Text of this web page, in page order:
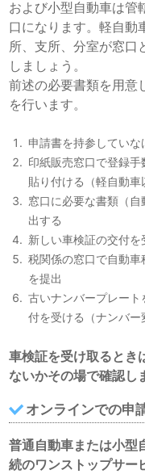
および小型自動車は管
口になります。軽自動
所、支所、分室が窓口
しましょう。
前述の必要書類を用意
を行います。
申請書を持参してい
印紙販売窓口で登録
貼り付ける（軽自動車
窓口に必要な書類（
出する
新しい車検証の交付を
税関係の窓口で自動
を提出
古いナンバープレー
付を受ける（ナンバー
車検証を受け取るとき
ないかその場で確認し
オンラインでの申
普通自動車または小型
続のワンストップサー